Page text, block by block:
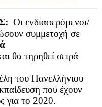
Οι ενδιαφερόμενοι/
συμμετοχή σε
θα τηρηθεί σειρά
του Πανελλήνιου
που έχουν
για το 2020.